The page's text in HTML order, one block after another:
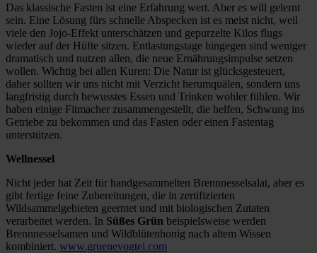
Das klassische Fasten ist eine Erfahrung wert. Aber es will gelernt
sein. Eine Lösung fürs schnelle Abspecken ist es meist nicht, weil
viele den Jojo-Effekt unterschätzen und gepurzelte Kilos flugs
wieder auf der Hüfte sitzen. Entlastungstage hingegen sind weniger
dramatisch und nutzen allen, die neue Ernährungsimpulse setzen
wollen. Wichtig bei allen Kuren: Die Natur ist glücksgesteuert,
daher sollten wir uns nicht mit Verzicht herumquälen, sondern uns
langfristig durch bewusstes Essen und Trinken wohler fühlen. Wir
haben einige Fitmacher zusammengestellt, die helfen, Schwung ins
Getriebe zu bekommen und das Fasten oder einen Fastentag
unterstützen.
Wellnessel
Nicht jeder hat Zeit für handgesammelten Brennnesselsalat, aber es
gibt fertige feine Zubereitungen, die in zertifizierten
Wildsammelgebieten geerntet und mit biologischen Zutaten
verarbeitet werden. In Süßes Grün beispielsweise werden
Brennnesselsamen und Wildblütenhonig nach altem Wissen
kombiniert. www.gruenevogtei.com